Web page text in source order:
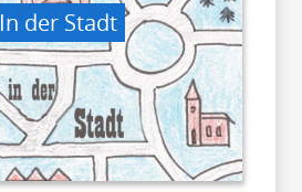
In der Stadt